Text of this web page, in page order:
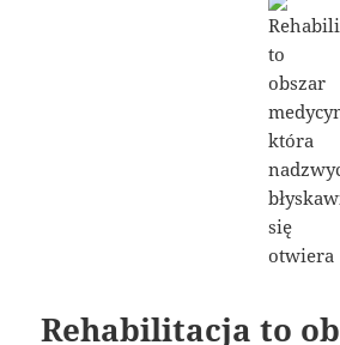
Rehabilitacja to